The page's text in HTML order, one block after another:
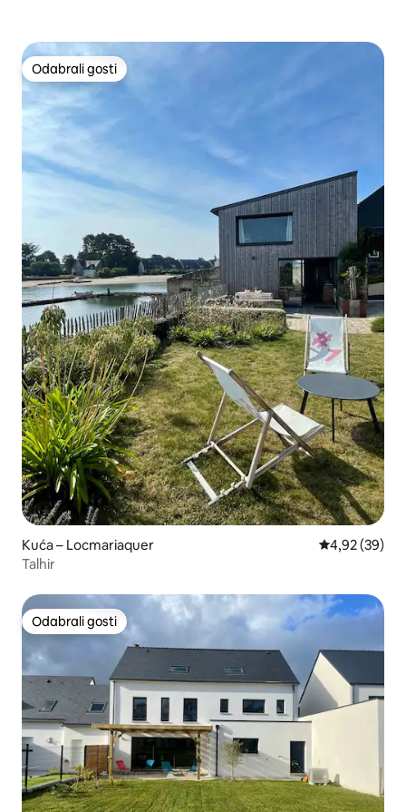
Odabrali gosti
Odabrali gosti
Kuća – Locmariaquer Prosječna
4,92 (39)
Talhir
Odabrali gosti
Odabrali gosti